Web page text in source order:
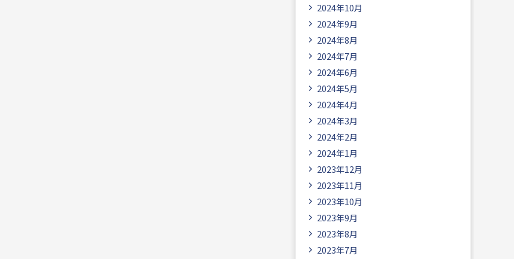
2024年10月
2024年9月
2024年8月
2024年7月
2024年6月
2024年5月
2024年4月
2024年3月
2024年2月
2024年1月
2023年12月
2023年11月
2023年10月
2023年9月
2023年8月
2023年7月